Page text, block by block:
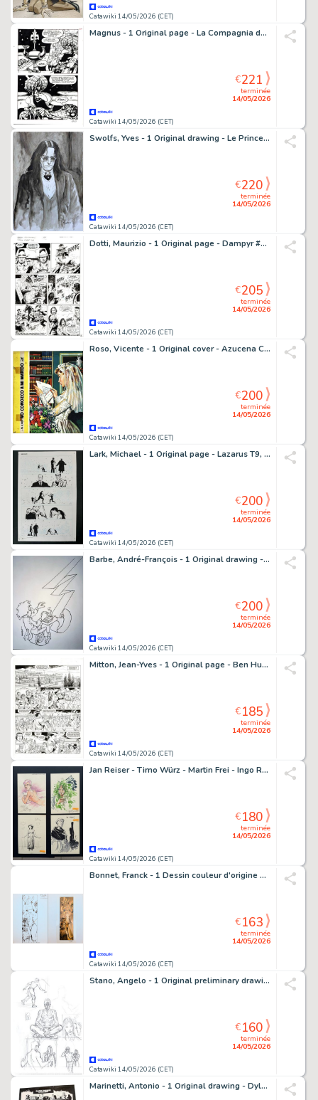
Catawiki 14/05/2026 (CET)
Magnus - 1 Original page - La Compagnia della Forca #17 - "I Due Genii Siamesi" - 1978
Catawiki 14/05/2026 (CET)
terminée
14/05/2026
€221
Swolfs, Yves - 1 Original drawing - Le Prince de la nuit - 2000
Catawiki 14/05/2026 (CET)
terminée
14/05/2026
€220
Dotti, Maurizio - 1 Original page - Dampyr #29 - "Arizona killers" - 2002
Catawiki 14/05/2026 (CET)
terminée
14/05/2026
€205
Roso, Vicente - 1 Original cover - Azucena Collection - #78 "No conozco a mi marido"
Catawiki 14/05/2026 (CET)
terminée
14/05/2026
€200
Lark, Michael - 1 Original page - Lazarus T9, planche 05 - 2013
Catawiki 14/05/2026 (CET)
terminée
14/05/2026
€200
Barbe, André-François - 1 Original drawing - Humour - Amadeus - 1980
Catawiki 14/05/2026 (CET)
terminée
14/05/2026
€200
Mitton, Jean-Yves - 1 Original page - Ben Hur T2 - Quintus Arrius - 2009
Catawiki 14/05/2026 (CET)
terminée
14/05/2026
€185
Jan Reiser - Timo Würz - Martin Frei - Ingo Römling - 4 Original drawing - Illustrationen deutscher Comiczeichner
Catawiki 14/05/2026 (CET)
terminée
14/05/2026
€180
Bonnet, Franck - 1 Dessin couleur d'origine + bleu de coloriage - Attila... Mon Amour - Lupa la louve - 4e plat de couverture - 1998
Catawiki 14/05/2026 (CET)
terminée
14/05/2026
€163
Stano, Angelo - 1 Original preliminary drawing - Dylan Dog
Catawiki 14/05/2026 (CET)
terminée
14/05/2026
€160
Marinetti, Antonio - 1 Original drawing - Dylan Dog - The Rocky Horror Picture Show - 2026